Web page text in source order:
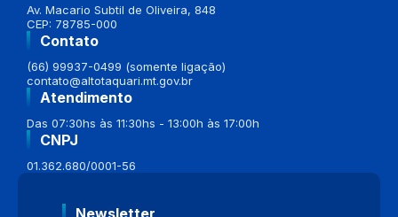
Av. Macario Subtil de Oliveira, 848
CEP: 78785-000
Contato
(66) 99937-0499 (somente ligação)
contato@altotaquari.mt.gov.br
Atendimento
Das 07:30hs às 11:30hs - 13:00h às 17:00h
CNPJ
01.362.680/0001-56
Newsletter